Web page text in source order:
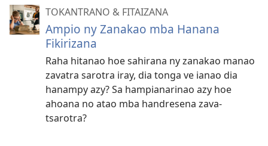
TOKANTRANO & FITAIZANA
Ampio ny Zanakao mba Hanana
Fikirizana
Raha hitanao hoe sahirana ny zanakao manao
zavatra sarotra iray, dia tonga ve ianao dia
hanampy azy? Sa hampianarinao azy hoe
ahoana no atao mba handresena zava-
tsarotra?